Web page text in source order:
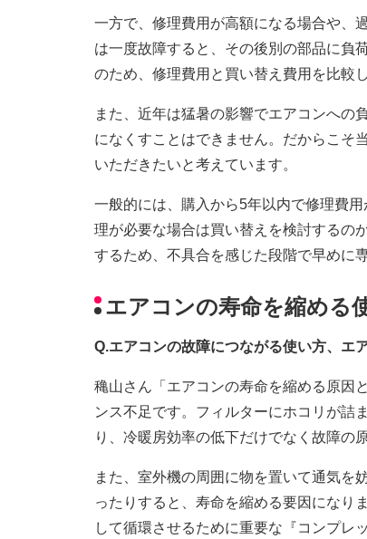
一方で、修理費用が高額になる場合や、
は一度故障すると、その後別の部品に負
のため、修理費用と買い替え費用を比較
また、近年は猛暑の影響でエアコンへの
になくすことはできません。だからこそ
いただきたいと考えています。
一般的には、購入から5年以内で修理費
理が必要な場合は買い替えを検討するの
するため、不具合を感じた段階で早めに
エアコンの寿命を縮める
Q.エアコンの故障につながる使い方、エ
穐山さん「エアコンの寿命を縮める原因
ンス不足です。フィルターにホコリが詰
り、冷暖房効率の低下だけでなく故障の
また、室外機の周囲に物を置いて通気を
ったりすると、寿命を縮める要因になり
して循環させるために重要な『コンプレ